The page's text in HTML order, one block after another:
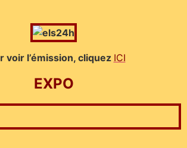
voir l’émission, cliquez ICI
EXPO